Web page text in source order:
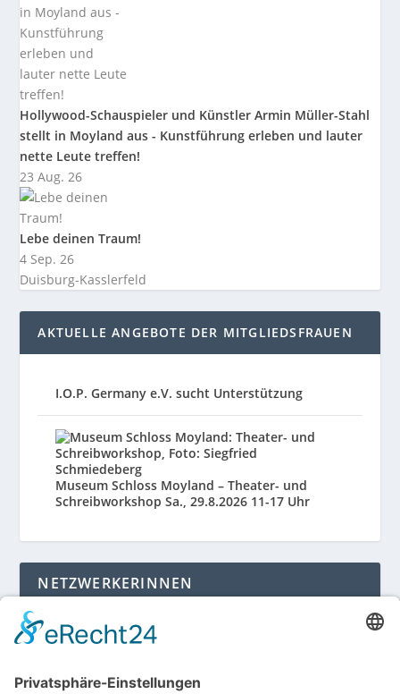
Hollywood-Schauspieler und Künstler Armin Müller-Stahl
stellt in Moyland aus - Kunstführung erleben und lauter
nette Leute treffen!
23 Aug. 26
Lebe deinen Traum!
4 Sep. 26
Duisburg-Kasslerfeld
AKTUELLE ANGEBOTE DER MITGLIEDSFRAUEN
I.O.P. Germany e.V. sucht Unterstützung
Museum Schloss Moyland – Theater- und
Schreibworkshop Sa., 29.8.2026 11-17 Uhr
NETZWERKERINNEN
Login für Mitglieder
niederrhein?Hier gibt es weitere Informationen.